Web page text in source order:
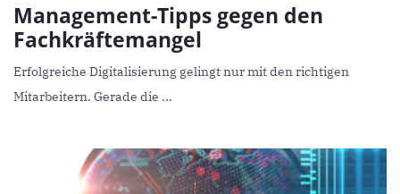
Management-Tipps gegen den
Fachkräftemangel
Erfolgreiche Digitalisierung gelingt nur mit den richtigen
Mitarbeitern. Gerade die ...